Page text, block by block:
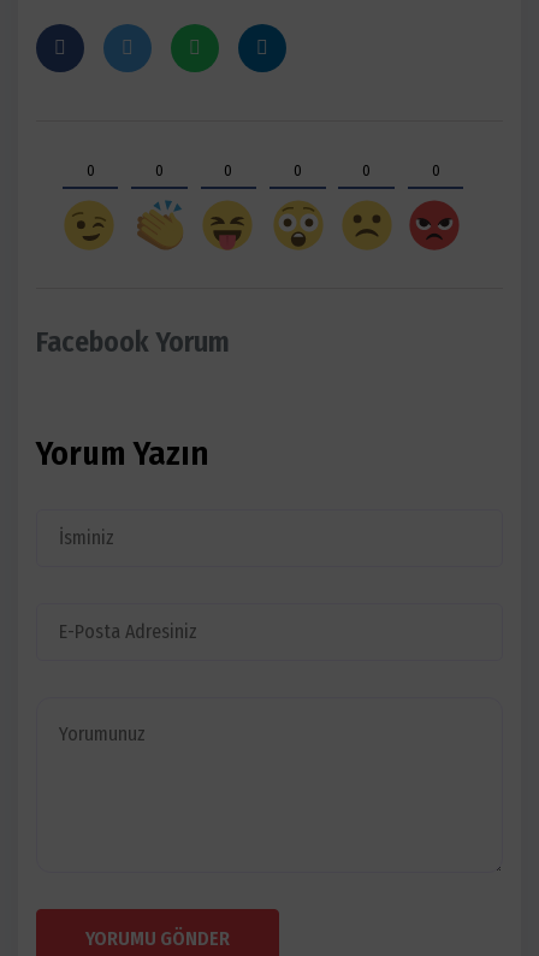
0 0 0 0 0 0
Facebook Yorum
Yorum Yazın
YORUMU GÖNDER